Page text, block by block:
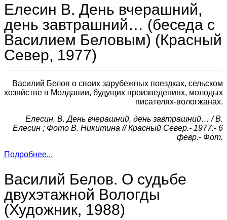
Елесин В. День вчерашний,
день завтрашний… (беседа с
Василием Беловым) (Красный
Север, 1977)
Василий Белов о своих зарубежных поездках, сельском
хозяйстве в Молдавии, будущих произведениях, молодых
писателях-вологжанах.
Елесин, В. День вчерашний, день завтрашний… / В.
Елесин ; Фото В. Никитина // Красный Север.- 1977.- 6
февр.- Фот.
Подробнее...
Василий Белов. О судьбе
двухэтажной Вологды
(Художник, 1988)